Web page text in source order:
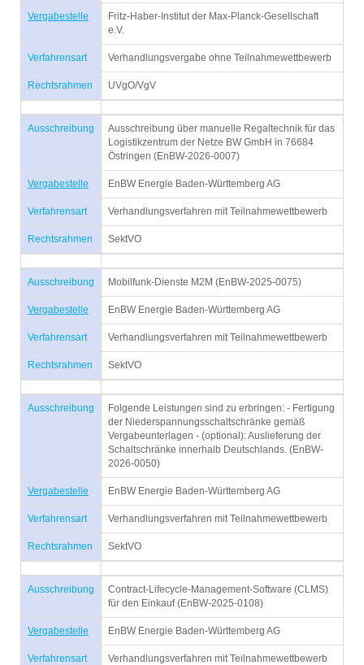
Vergabestelle
Fritz-Haber-Institut der Max-Planck-Gesellschaft
e.V.
Verfahrensart Verhandlungsvergabe ohne Teilnahmewettbewerb
Rechtsrahmen UVgO/VgV
Ausschreibung
Ausschreibung über manuelle Regaltechnik für das
Logistikzentrum der Netze BW GmbH in 76684
Östringen (EnBW-2026-0007)
Vergabestelle EnBW Energie Baden-Württemberg AG
Verfahrensart Verhandlungsverfahren mit Teilnahmewettbewerb
Rechtsrahmen SektVO
Ausschreibung Mobilfunk-Dienste M2M (EnBW-2025-0075)
Vergabestelle EnBW Energie Baden-Württemberg AG
Verfahrensart Verhandlungsverfahren mit Teilnahmewettbewerb
Rechtsrahmen SektVO
Ausschreibung
Folgende Leistungen sind zu erbringen: - Fertigung
der Niederspannungsschaltschränke gemäß
Vergabeunterlagen - (optional): Auslieferung der
Schaltschränke innerhalb Deutschlands. (EnBW-
2026-0050)
Vergabestelle EnBW Energie Baden-Württemberg AG
Verfahrensart Verhandlungsverfahren mit Teilnahmewettbewerb
Rechtsrahmen SektVO
Ausschreibung
Contract-Lifecycle-Management-Software (CLMS)
für den Einkauf (EnBW-2025-0108)
Vergabestelle EnBW Energie Baden-Württemberg AG
Verfahrensart Verhandlungsverfahren mit Teilnahmewettbewerb